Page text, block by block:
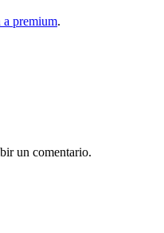
a premium.
un comentario.